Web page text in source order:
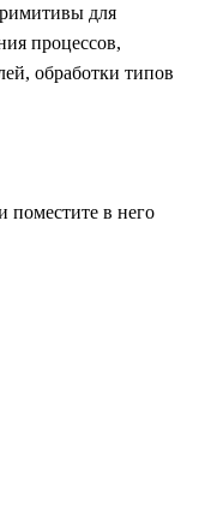
для
процессов,
обработки типов
поместите в него